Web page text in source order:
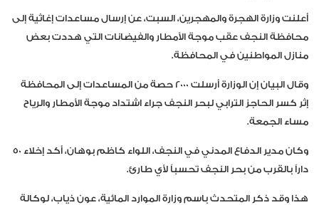
أعلنت وزارة الهجرة والمهجرين، السبت، عن إرسال مساعدات إغاثية إلى
محافظة النجف عقب موجة الأمطار والفيضانات التي هددت بعض
منازل المواطنين في المحافظة.
وقال البيان إن الوزارة أرسلت ٢٠٠٠ حصة من المساعدات إلى المحافظة
إثر كسر الحاجز الترابي لبحر النجف جراء اشتداد موجة الأمطار والرياح
مساء الجمعة.
وكان مدير الدفاع المدني في النجف، اللواء كاظم بوهان، أكد إخلاء ٥٠
داراً بالقرب من بحر النجف تحسباً لأي طارئ.
هذا وقد ذكر المتحدث باسم وزارة الموارد المائية، عون ذياب، لوكالة